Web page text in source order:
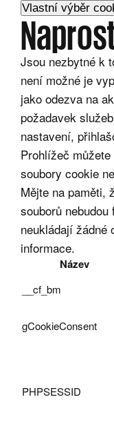
Vlastní výběr
Jsou nezbytné k
není možné je
jako odezva na
požadavek
nastavení,
Prohlížeč
soubory cookie
Mějte na paměti,
souborů
neukládají žádné
informace.
Název
__cf_bm
gCookieConsent
PHPSESSID